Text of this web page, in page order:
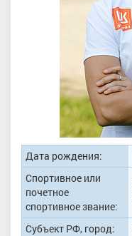
Дата рождения:
Спортивное или
почетное
спортивное звание:
Субъект РФ, город: